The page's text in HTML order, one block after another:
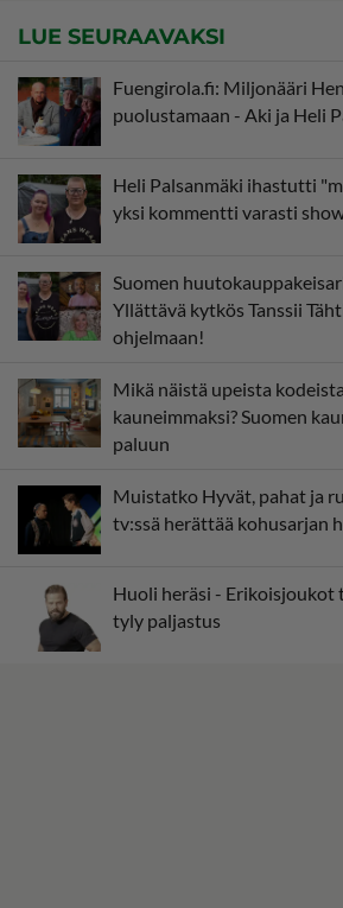
LUE SEURAAVAKSI
Fuengirola.fi: Miljonääri
puolustamaan - Aki ja Heli
Heli Palsanmäki ihastutti
yksi kommentti varasti
Suomen
Yllättävä kytkös Tanssii
ohjelmaan!
Mikä näistä upeista
kauneimmaksi? Suomen
paluun
Muistatko Hyvät, pahat ja
tv:ssä herättää kohusarjan
Huoli heräsi - Erikoisjoukot
tyly paljastus